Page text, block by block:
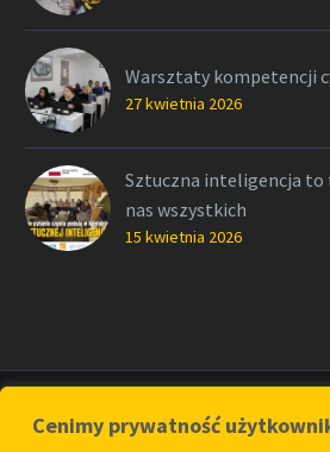
Cenimy prywatność
Warsztaty kompetencji
27 kwietnia 2026
Sztuczna inteligencja
nas wszystkich
15 kwietnia 2026